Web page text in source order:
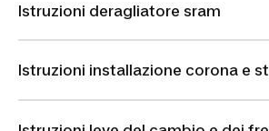
Istruzioni deragliatore sram
Istruzioni installazione corona e